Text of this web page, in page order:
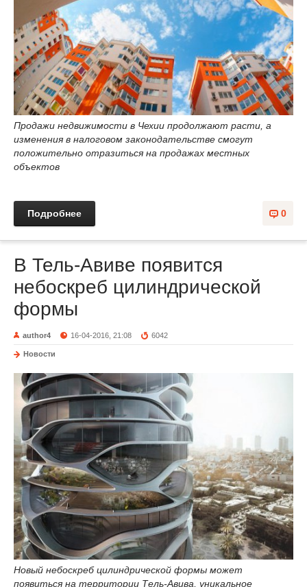
Продажи недвижимости в Чехии продолжают расти, а
изменения в налоговом законодательстве смогут
положительно отразиться на продажах местных
объектов
0
Подробнее
В Тель-Авиве появится
небоскреб цилиндрической
формы
author4 16-04-2016, 21:08 6042
Новости
Новый небоскреб цилиндрической формы может
появиться на территории Тель-Авива, уникальное